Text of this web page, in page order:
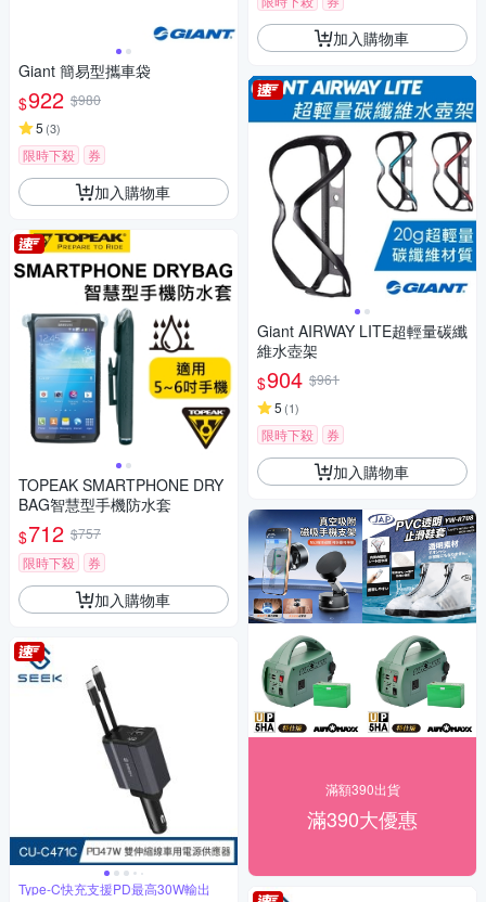
Giant 簡易型攜車袋
$922 $980
5 (3)
限時下殺 券
加入購物車
TOPEAK SMARTPHONE DRY
BAG智慧型手機防水套
$712 $757
限時下殺
券
加入購物車
Type-C快充支援PD最高30W輸出
加入購物車
Giant AIRWAY LITE超輕量碳纖
維水壺架
$904 $961
5 (1)
限時下殺 券
加入購物車
滿額390出貨
滿390大優惠